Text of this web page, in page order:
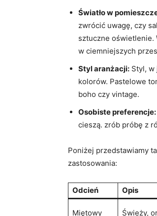
Światło w
zwrócić uwagę, czy
sztuczne oświetlenie.
w ciemniejszych
Styl aranżacji: Styl, w
kolorów. Pastelowe
boho czy vintage.
Osobiste preferencje:
cieszą. zrób próbę z
Poniżej przedstawiamy
zastosowania:
Odcień Opis
Miętowy Świeży,